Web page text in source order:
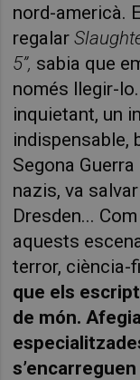
nord-americà.
regalar
5”, sabia que
només llegir-
inquietant, un
indispensable,
Segona
nazis, va
Dresden...
aquests
terror, ciència-
que els
de món.